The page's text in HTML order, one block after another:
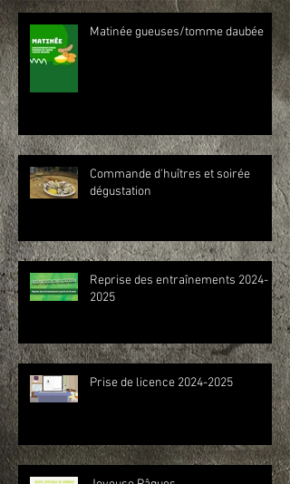
Matinée gueuses/tomme daubée
Commande d'huîtres et soirée
dégustation
Reprise des entraînements 2024-
2025
Prise de licence 2024-2025